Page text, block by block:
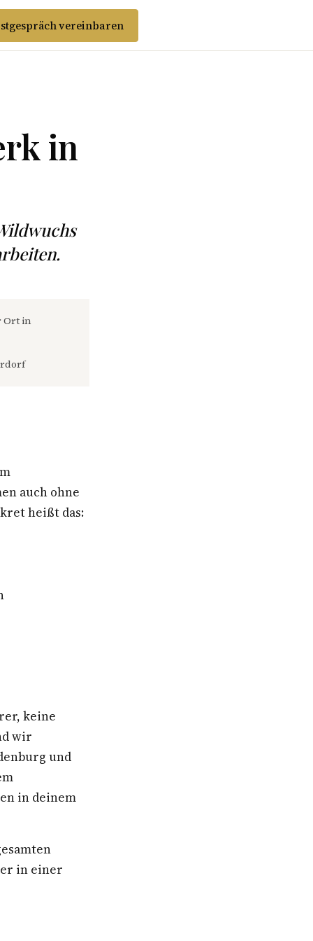
vereinbaren
in
Ort in
auch ohne
heißt das:
keine
wir
und
in deinem
in einer